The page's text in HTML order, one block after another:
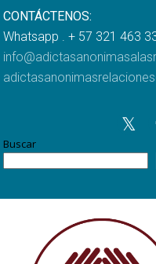
CONTÁCTENOS:
Whatsapp . + 57 321 463
Buscar